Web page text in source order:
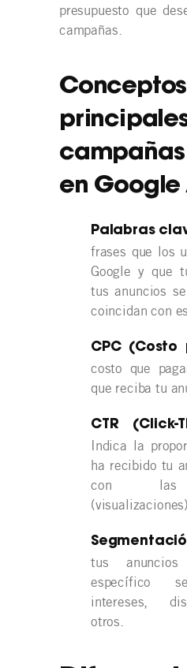
presupuesto que
campañas.
Conceptos
campañas
en Google
Palabras
frases que los
Google y que
tus anuncios
coincidan con
CPC (Costo
costo que
que reciba tu
CTR (Click-
Indica la
ha recibido tu
con las
(visualizaciones).
tus
específico
intereses,
otros.